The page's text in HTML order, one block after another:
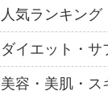
人気ランキング
ダイエット・サ
美容・美肌・ス